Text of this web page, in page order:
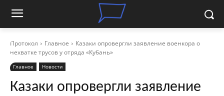
Протокол Главное
Казаки опровергли заявление военкора о
нехватке трусов у отряда «Кубань»
Главное Новости
Казаки опровергли заявление